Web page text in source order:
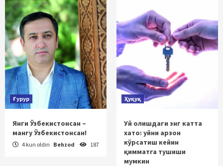
Ғурур
Янги Ўзбекистонсан –
мангу Ўзбекистонсан!
4 kun oldin Behzod 187
Ҳуқуқ
Уй олишдаги энг катта
хато: уйни арзон
кўрсатиш кейин
қимматга тушиши
мумкин